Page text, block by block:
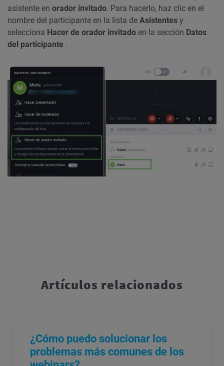
asistente en orador invitado. Para hacerlo, haz clic en el
nombre del participante en la lista de Asistentes y
selecciona Hacer de orador invitado en la sección Datos
del participante .
Artículos relacionados
¿Cómo puedo solucionar los
problemas más comunes de los